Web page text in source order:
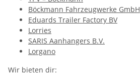
Böckmann Fahrzeugwerke GmbH
Eduards Trailer Factory BV
Lorries
SARIS Aanhangers B.V.
Lorgano
Wir bieten dir: